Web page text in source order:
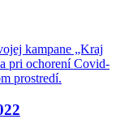
kampane „Kraj
pri ochorení Covid-
prostredí.